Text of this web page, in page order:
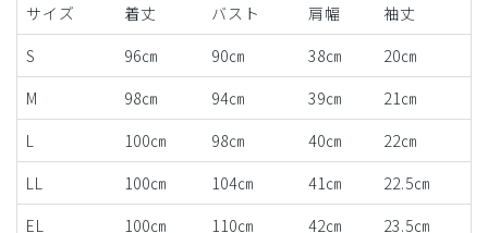
サイズ 着丈 バスト 肩幅
袖丈
S
96㎝ 90㎝ 38㎝
20㎝
M
98㎝ 94㎝ 39㎝
21㎝
L
100㎝ 98㎝ 40㎝
22㎝
LL
100㎝ 104㎝ 41㎝
22.5㎝
EL
100㎝ 110㎝ 42㎝ 23.5㎝